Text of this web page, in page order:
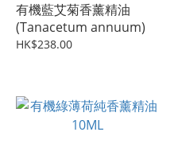
有機藍艾菊香薰精油
(Tanacetum annuum)
HK$238.00